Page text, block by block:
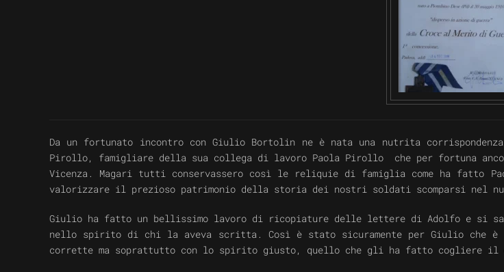
VISUALIZZA
Da un fortunato incontro con Giulio Bortolin ne è nata una nutrita
Pirollo, famigliare della sua collega di lavoro Paola Pirollo che per fortuna
Vicenza. Magari tutti conservassero così le reliquie di famiglia come ha fatto
valorizzare il prezioso patrimonio della storia dei nostri soldati scomparsi nel
Giulio ha fatto un bellissimo lavoro di ricopiature delle lettere di Adolfo e si
nello spirito di chi la aveva scritta. Così è stato sicuramente per Giulio che è
corrette ma soprattutto con lo spirito giusto, quello che gli ha fatto cogliere il